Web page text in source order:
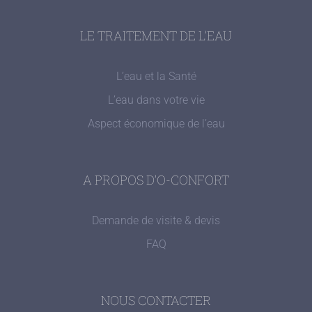
LE TRAITEMENT DE L’EAU
L’eau et la Santé
L’eau dans votre vie
Aspect économique de l’eau
A PROPOS D’O-CONFORT
Demande de visite & devis
FAQ
NOUS CONTACTER